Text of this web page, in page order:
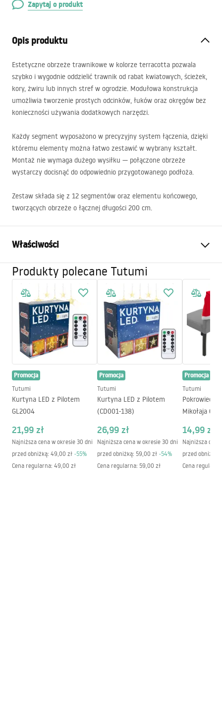
Zapytaj o produkt
Opis produktu
Estetyczne obrzeże trawnikowe w kolorze terracotta pozwala
szybko i wygodnie oddzielić trawnik od rabat kwiatowych, ścieżek,
kory, żwiru lub innych stref w ogrodzie. Modułowa konstrukcja
umożliwia tworzenie prostych odcinków, łuków oraz okręgów bez
konieczności używania dodatkowych narzędzi.
Każdy segment wyposażono w precyzyjny system łączenia, dzięki
któremu elementy można łatwo zestawić w wybrany kształt.
Montaż nie wymaga dużego wysiłku — połączone obrzeże
wystarczy docisnąć do odpowiednio przygotowanego podłoża.
Zestaw składa się z 12 segmentów oraz elementu końcowego,
tworzących obrzeże o łącznej długości 200 cm.
Właściwości
Kolor Terracotta
Produkty polecane Tutumi
Promocja
Tutumi
Kurtyna LED z Pilotem
GL2004
21,99 zł
Najniższa cena w okresie 30 dni
przed obniżką: 49,00 zł -55%
Cena regularna: 49,00 zł
Promocja
Tutumi
Kurtyna LED z Pilotem
(CD001-138)
26,99 zł
Najniższa cena w okresie 30 dni
przed obniżką: 59,00 zł -54%
Cena regularna: 59,00 zł
Promocja
Tutumi
Pokrowiec
Mikołaja 6
14,99 zł
Najniższa
przed obniżką:
Cena regularna